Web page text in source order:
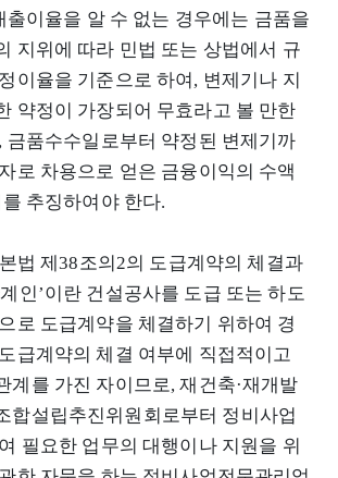
출이율을 알 수 없는 경우에는 금품을
지위에 따라 민법 또는 상법에서 규
이율을 기준으로 하여, 변제기나 지
약정이 가장되어 무효라고 볼 만한
금품수수일로부터 약정된 변제기까
로 차용으로 얻은 금융이익의 수액
추징하여야 한다.
법 제38조의2의 도급계약의 체결과
인’이란 건설공사를 도급 또는 하도
로 도급계약을 체결하기 위하여 경
급계약의 체결 여부에 직접적이고
계를 가진 자이므로, 재건축·재개발
합설립추진위원회로부터 정비사업
필요한 업무의 대행이나 지원을 위